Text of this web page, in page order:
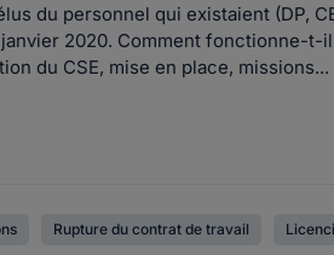
du personnel qui existaient (DP,
2020. Comment fonctionne-t-
du CSE, mise en place, missions...
Rupture du contrat de travail